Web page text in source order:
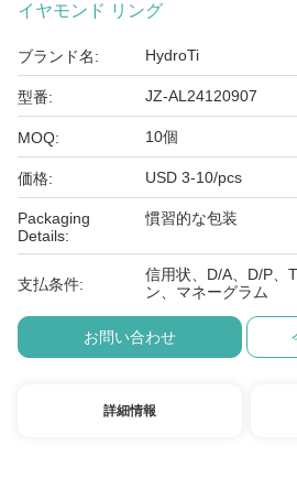
イヤモンド リング
ブランド名: HydroTi
型番: JZ-AL24120907
MOQ: 10個
価格: USD 3-10/pcs
Packaging
Details:
慣習的な包装
支払条件:
信用状、D/A、D/P、
ン、マネーグラム
お問い合わせ
詳細情報